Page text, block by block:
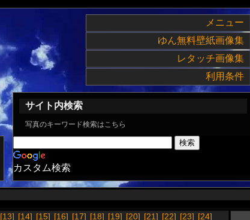
メニュー
ゆん無料壁紙画像集
レタッチ画像集
利用条件
サイト内検索
写真のキーワード検索はこちら
カスタム検索
[13] [14] [15] [16] [17] [18] [19] [20] [21] [22] [23] [24]